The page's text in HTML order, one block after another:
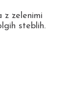
z zelenimi
steblih.